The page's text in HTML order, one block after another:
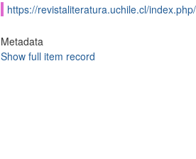
https://revistaliteratura.uchile.cl/
Metadata
Show full item record